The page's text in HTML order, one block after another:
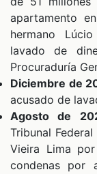
apartamento
hermano
lavado de
Procuraduría
Diciembre de
acusado de
Agosto de
Tribunal
Vieira Lima
condenas por